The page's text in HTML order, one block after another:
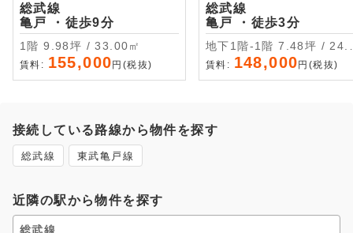
総武線
亀戸 ・徒歩9分
1階 9.98坪 / 33.00㎡
賃料: 155,000 円(税抜)
総武線
亀戸 ・徒歩3分
地下1階-1階 7.48坪 / 24.74
賃料: 148,000 円(税抜)
接続している路線から物件を探す
総武線 東武亀戸線
近隣の駅から物件を探す
総武線